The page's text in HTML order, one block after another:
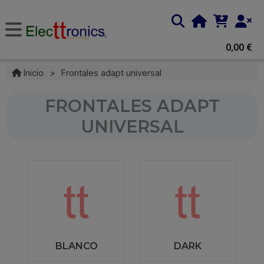
0,00 €
Inicio > Frontales adapt universal
FRONTALES ADAPT
UNIVERSAL
BLANCO DARK